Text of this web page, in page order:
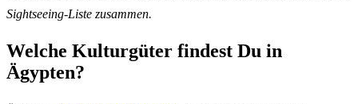
Sightseeing-Liste zusammen.
Welche Kulturgüter findest Du in
Ägypten?